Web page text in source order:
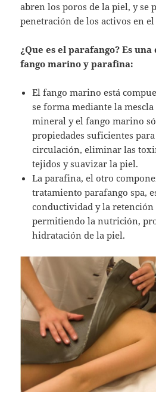
abren los poros de la piel, y se
penetración de los activos en
¿Que es el parafango? Es
fango marino y parafina:
El fango marino está
se forma mediante la
mineral y el fango marino
propiedades suficientes
circulación, eliminar las
tejidos y suavizar la piel.
La parafina, el otro
tratamiento parafango spa,
conductividad y la retención
permitiendo la nutrición,
hidratación de la piel.